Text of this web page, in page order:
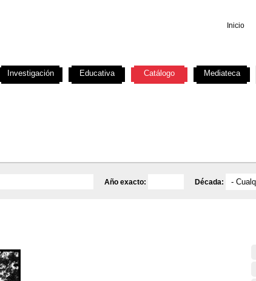
Inicio
Año exacto: Década:
Investigación Educativa Catálogo Mediateca